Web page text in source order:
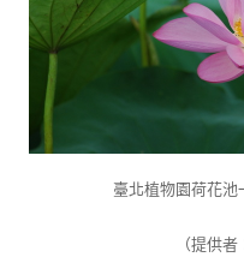
臺北植物園荷花池
（提供